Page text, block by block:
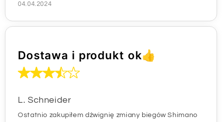
04.04.2024
Dostawa i produkt ok👍
L. Schneider
Ostatnio zakupiłem dźwignię zmiany biegów Shimano